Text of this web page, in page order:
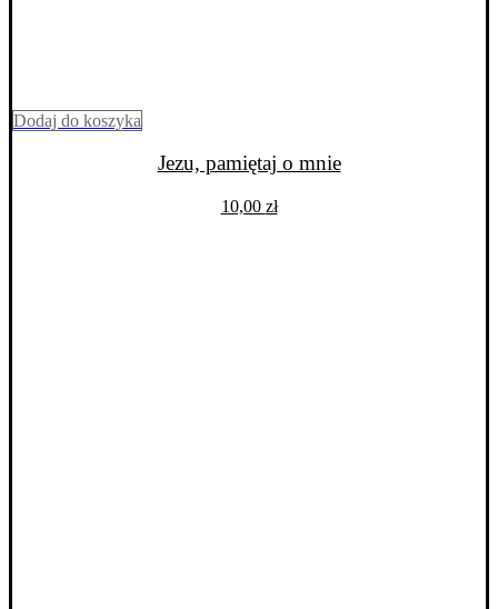
Dodaj do koszyka
Jezu, pamiętaj o mnie
10,00 zł